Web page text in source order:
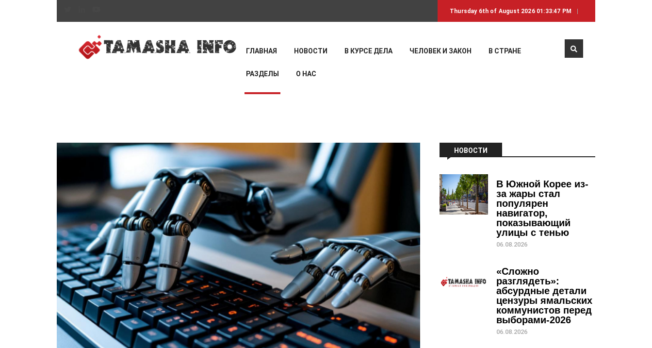
Thursday 6th of August 2026 01:33:47 PM
ГЛАВНАЯ НОВОСТИ В КУРСЕ ДЕЛА ЧЕЛОВЕК И ЗАКОН В СТРАНЕ
РАЗДЕЛЫ О НАС
НОВОСТИ
В Южной Корее из-
за жары стал
популярен
навигатор,
показывающий
улицы с тенью
06.08.2026
«Сложно
разглядеть»:
абсурдные детали
цензуры ямальских
коммунистов перед
выборами-2026
06.08.2026